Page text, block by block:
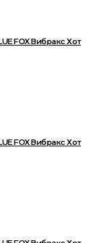
FOX Вибракс Хот
FOX Вибракс Хот